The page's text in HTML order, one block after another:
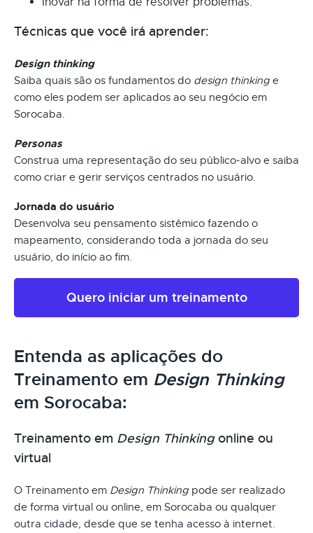
Técnicas que você irá aprender:
Design thinking
Saiba quais são os fundamentos do design thinking e
como eles podem ser aplicados ao seu negócio em
Sorocaba.
Personas
Construa uma representação do seu público-alvo e saiba
como criar e gerir serviços centrados no usuário.
Jornada do usuário
Desenvolva seu pensamento sistêmico fazendo o
mapeamento, considerando toda a jornada do seu
usuário, do início ao fim.
Quero iniciar um treinamento
Entenda as aplicações do
Treinamento em Design Thinking
em Sorocaba:
Treinamento em Design Thinkingonline ou
virtual
O Treinamento em Design Thinking pode ser realizado
de forma virtual ou online, em Sorocaba ou qualquer
outra cidade, desde que se tenha acesso à internet.